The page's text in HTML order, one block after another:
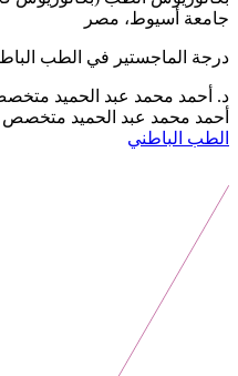
جامعة أسيوط، مصر
درجة الماجستير في الطب
د. أحمد محمد عبد الحميد
أحمد محمد عبد الحميد
الطب الباطني